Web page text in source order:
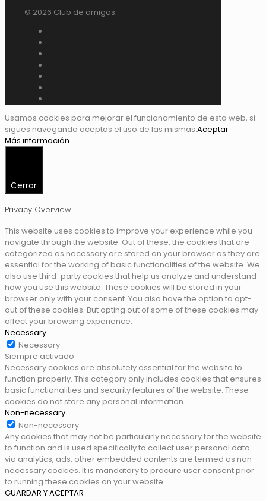
© 2026 Club de amigos.
Usamos cookies para mejorar el funcionamiento de esta web, si
sigues navegando aceptas el uso de las mismas.Aceptar
Más información
Cerrar
Privacy Overview
This website uses cookies to improve your experience while you
navigate through the website. Out of these, the cookies that are
categorized as necessary are stored on your browser as they are
essential for the working of basic functionalities of the website. We
also use third-party cookies that help us analyze and understand
how you use this website. These cookies will be stored in your
browser only with your consent. You also have the option to opt-
out of these cookies. But opting out of some of these cookies may
affect your browsing experience.
Necessary
Necessary
Siempre activado
Necessary cookies are absolutely essential for the website to
function properly. This category only includes cookies that ensures
basic functionalities and security features of the website. These
cookies do not store any personal information.
Non-necessary
Non-necessary
Any cookies that may not be particularly necessary for the website
to function and is used specifically to collect user personal data
via analytics, ads, other embedded contents are termed as non-
necessary cookies. It is mandatory to procure user consent prior
to running these cookies on your website.
GUARDAR Y ACEPTAR